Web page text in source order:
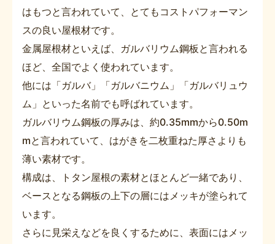
はもつと言われていて、とてもコストパフォーマン
スの良い屋根材です。
金属屋根材といえば、ガルバリウム鋼板と言われる
ほど、全国でよく使われています。
他には「ガルバ」「ガルバニウム」「ガルバリュウ
ム」といった名前でも呼ばれています。
ガルバリウム鋼板の厚みは、約0.35mmから0.50m
mと言われていて、はがきを二枚重ねた厚さよりも
薄い素材です。
構成は、トタン屋根の素材とほとんど一緒であり、
ベースとなる鋼板の上下の層にはメッキが塗られて
います。
さらに見栄えなどを良くするために、表面にはメッ